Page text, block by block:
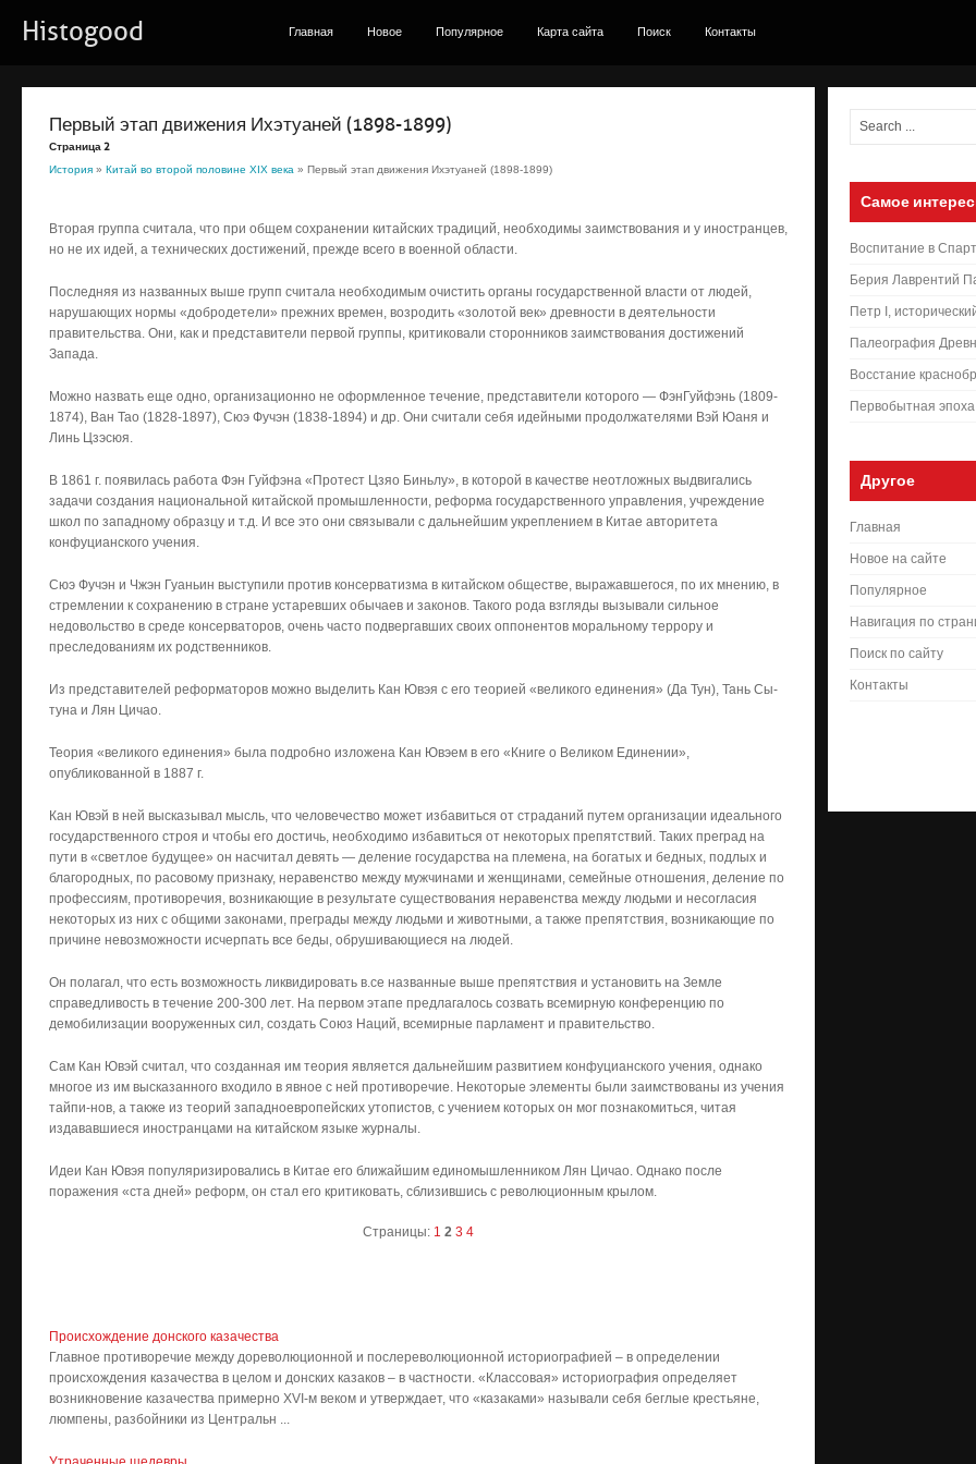
Histogood Главная Новое Популярное Карта сайта Поиск Контакты
Первый этап движения Ихэтуаней (1898-1899)
Страница 2
История » Китай во второй половине ХІХ века » Первый этап движения Ихэтуаней (1898-1899)
Вторая группа считала, что при общем сохранении китайских традиций, необходимы заимствования и у иностранцев,
но не их идей, а технических достижений, прежде всего в военной области.
Последняя из названных выше групп считала необходимым очистить органы государственной власти от людей,
нарушающих нормы «добродетели» прежних времен, возродить «золотой век» древности в деятельности
правительства. Они, как и представители первой группы, критиковали сторонников заимствования достижений
Запада.
Можно назвать еще одно, организационно не оформленное течение, представители которого — ФэнГуйфэнь (1809-
1874), Ван Тао (1828-1897), Сюэ Фучэн (1838-1894) и др. Они считали себя идейными продолжателями Вэй Юаня и
Линь Цзэсюя.
В 1861 г. появилась работа Фэн Гуйфэна «Протест Цзяо Биньлу», в которой в качестве неотложных выдвигались
задачи создания национальной китайской промышленности, реформа государственного управления, учреждение
школ по западному образцу и т.д. И все это они связывали с дальнейшим укреплением в Китае авторитета
конфуцианского учения.
Сюэ Фучэн и Чжэн Гуаньин выступили против консерватизма в китайском обществе, выражавшегося, по их мнению, в
стремлении к сохранению в стране устаревших обычаев и законов. Такого рода взгляды вызывали сильное
недовольство в среде консерваторов, очень часто подвергавших своих оппонентов моральному террору и
преследованиям их родственников.
Из представителей реформаторов можно выделить Кан Ювэя с его теорией «великого единения» (Да Тун), Тань Сы-
туна и Лян Цичао.
Теория «великого единения» была подробно изложена Кан Ювэем в его «Книге о Великом Единении»,
опубликованной в 1887 г.
Кан Ювэй в ней высказывал мысль, что человечество может избавиться от страданий путем организации идеального
государственного строя и чтобы его достичь, необходимо избавиться от некоторых препятствий. Таких преград на
пути в «светлое будущее» он насчитал девять — деление государства на племена, на богатых и бедных, подлых и
благородных, по расовому признаку, неравенство между мужчинами и женщинами, семейные отношения, деление по
профессиям, противоречия, возникающие в результате существования неравенства между людьми и несогласия
некоторых из них с общими законами, преграды между людьми и животными, а также препятствия, возникающие по
причине невозможности исчерпать все беды, обрушивающиеся на людей.
Он полагал, что есть возможность ликвидировать в.се названные выше препятствия и установить на Земле
справедливость в течение 200-300 лет. На первом этапе предлагалось созвать всемирную конференцию по
демобилизации вооруженных сил, создать Союз Наций, всемирные парламент и правительство.
Сам Кан Ювэй считал, что созданная им теория является дальнейшим развитием конфуцианского учения, однако
многое из им высказанного входило в явное с ней противоречие. Некоторые элементы были заимствованы из учения
тайпи-нов, а также из теорий западноевропейских утопистов, с учением которых он мог познакомиться, читая
издававшиеся иностранцами на китайском языке журналы.
Идеи Кан Ювэя популяризировались в Китае его ближайшим единомышленником Лян Цичао. Однако после
поражения «ста дней» реформ, он стал его критиковать, сблизившись с революционным крылом.
Страницы: 1 2 3 4
Происхождение донского казачества
Главное противоречие между дореволюционной и послереволюционной историографией – в определении
происхождения казачества в целом и донских казаков – в частности. «Классовая» историография определяет
возникновение казачества примерно XVI-м веком и утверждает, что «казаками» называли себя беглые крестьяне,
люмпены, разбойники из Центральн ...
Самое
Воспитание в
Берия Лаврентий
Петр I,
Палеография
Восстание
Первобытная
Другое
Главная
Новое на сайте
Популярное
Навигация по
Поиск по сайту
Контакты